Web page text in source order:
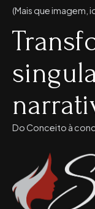
(Mais que imagem,
Do Conceito à